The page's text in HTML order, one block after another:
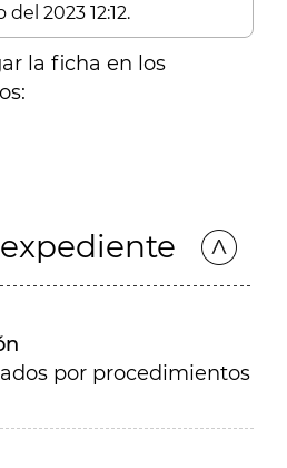
del 2023 12:12.
la ficha en los
por procedimientos